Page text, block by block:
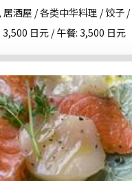
居酒屋 / 各类中华料理 / 饺子
3,500 日元 / 午餐: 3,500 日元